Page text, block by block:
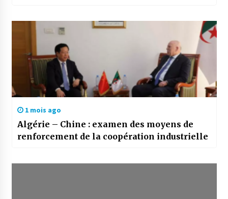
1 mois ago
Algérie – Chine : examen des moyens de
renforcement de la coopération industrielle